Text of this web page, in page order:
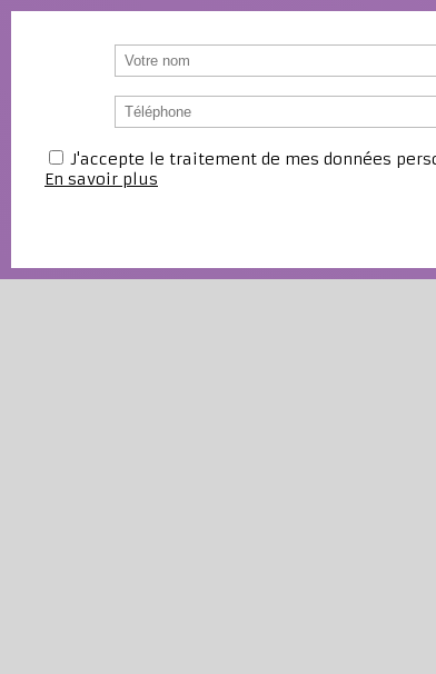
J'accepte le traitement de mes données
En savoir plus